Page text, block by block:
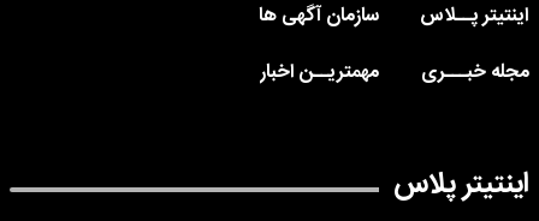
اینتیتر پــلاس
سازمان آگهی ها
مجله خبـــری
مهمتریــن اخبار
اینتیتر پلاس